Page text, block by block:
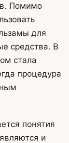
Помимо
для
средства. В
стала
процедура
понятия
и